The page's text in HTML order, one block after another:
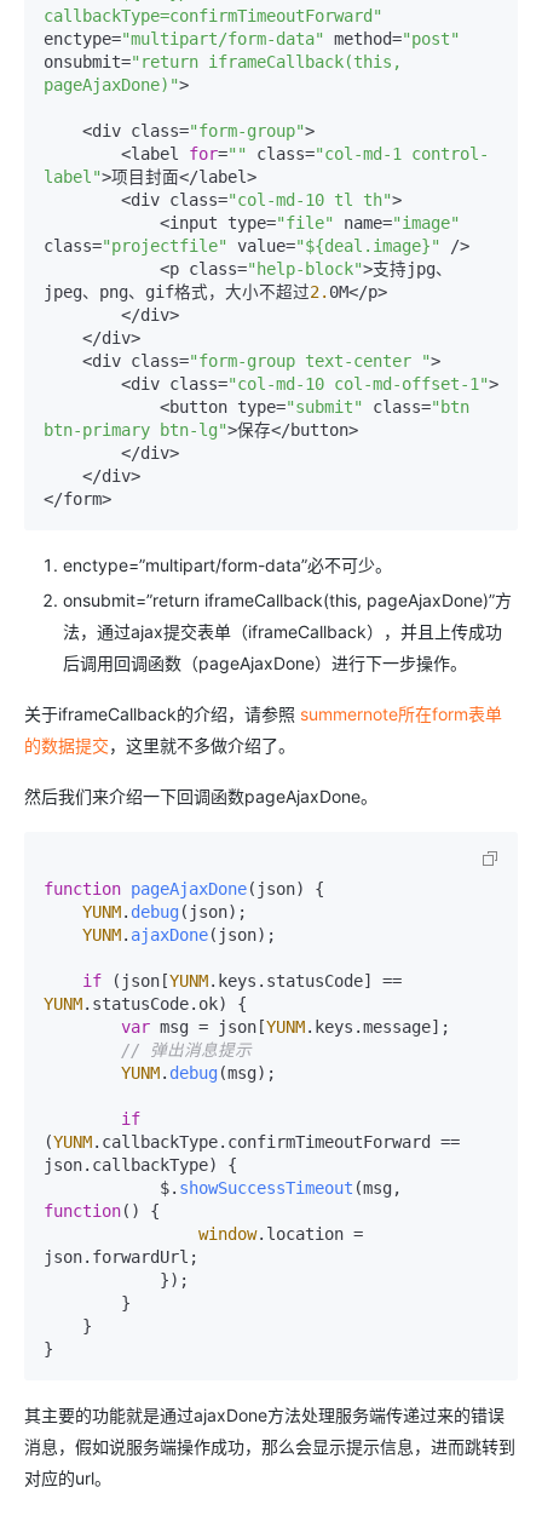
callbackType=confirmTimeoutForward"
enctype="multipart/form-data" method="post"
onsubmit="return iframeCallback(this,
pageAjaxDone)">
    <div class=
"form-group">
        <label
for="" class="col-md-1 control-
label">项目封面</label>
        <div class=
"col-md-10 tl th">
            <input type=
"file" name="image"
class="projectfile" value="${deal.image}"
/>
            <p class=
"help-block">支持jpg、
jpeg、png、gif格式，大小不超过2. 0M</p>
    <div class=
"form-group text-center ">
        <div class=
"col-md-10 col-md-offset-1">
            <button type=
"submit" class="btn
btn-primary btn-lg">保存</button>
</form>
enctype=”multipart/form-data”必不可少。
onsubmit=”return iframeCallback(this, pageAjaxDone)”方
法，通过ajax提交表单（iframeCallback），并且上传成功
后调用回调函数（pageAjaxDone）进行下一步操作。
关于iframeCallback的介绍，请参照 summernote所在form表单
的数据提交，这里就不多做介绍了。
然后我们来介绍一下回调函数pageAjaxDone。
function pageAjaxDone( json) {
YUNM. debug (json);
YUNM. ajaxDone(json);
if (json[YUNM. keys . statusCode
YUNM. statusCode. ok) {
var msg = json[YUNM. keys .message];
// 弹出消息提示
YUNM. debug (msg);
if
(YUNM. callbackType. confirmTimeoutForward
==
json. callbackType) {
            $.
showSuccessTimeout
function( ) {
window. location =
json. forwardUrl ;
}
其主要的功能就是通过ajaxDone方法处理服务端传递过来的错误
消息，假如说服务端操作成功，那么会显示提示信息，进而跳转到
对应的url。